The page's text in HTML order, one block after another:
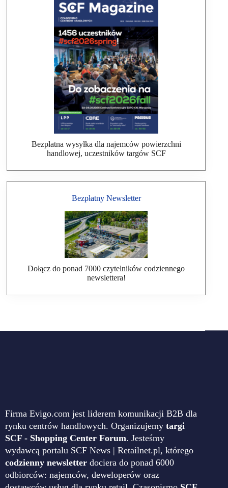
Bezpłatna wysyłka dla najemców powierzchni
handlowej, uczestników targów SCF
Bezpłatny Newsletter
Dołącz do ponad 7000 czytelników codziennego
newslettera!
Firma Evigo.com jest liderem komunikacji B2B dla
rynku centrów handlowych. Organizujemy targi
SCF - Shopping Center Forum. Jesteśmy
wydawcą portalu SCF News | Retailnet.pl, którego
codzienny newsletter dociera do ponad 6000
odbiorców: najemców, deweloperów oraz